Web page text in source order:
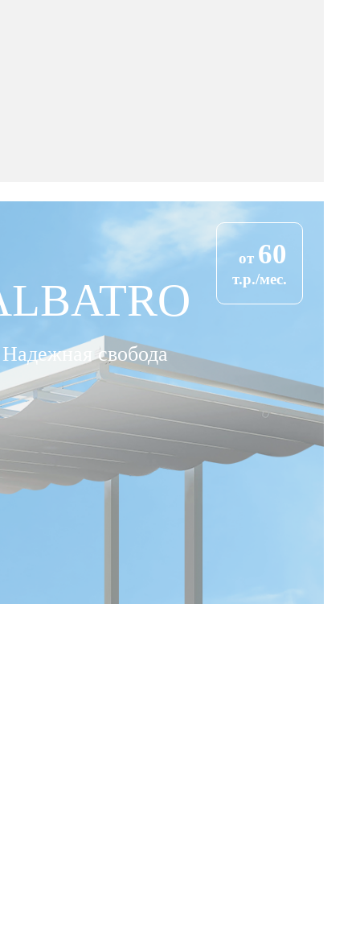
от 60
т.р./мес.
Надежная свобода